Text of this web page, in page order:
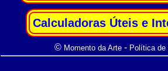
© Momento da Arte- Política de